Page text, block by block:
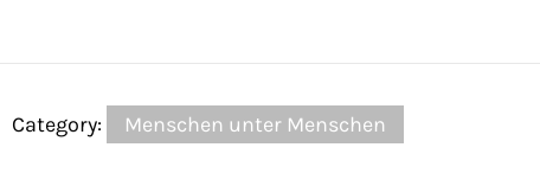
Category: Menschen unter Menschen